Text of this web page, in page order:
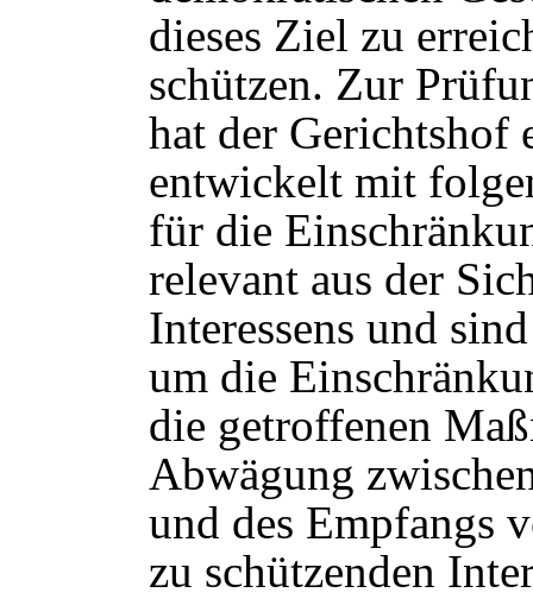
dieses Ziel zu
schützen. Zur
hat der Gerichtshof
entwickelt mit
für die
relevant aus der
Interessens und
um die
die getroffenen
Abwägung
und des Empfangs
zu schützenden